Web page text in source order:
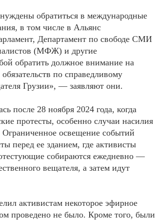
обратиться в международные
в том числе в Альянс
Департамент по свободе СМИ
(МФЖ) и другие
обратить должное внимание на
по справедливому
Грузии», — заявляют они.
после 28 ноября 2024 года, когда
протесты, особенно случаи насилия
освещение событий
перед ее зданием, где активисты
собираются ежедневно —
вещателя, а затем идут
активистам некоторое эфирное
проведено не было. Кроме того, были